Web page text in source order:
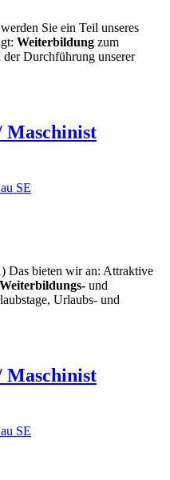
Sie ein Teil unseres
Weiterbildung zum
Durchführung unserer
Maschinist
SE
Das bieten wir an: Attraktive
Weiterbildungs- und
Urlaubs- und
Maschinist
SE